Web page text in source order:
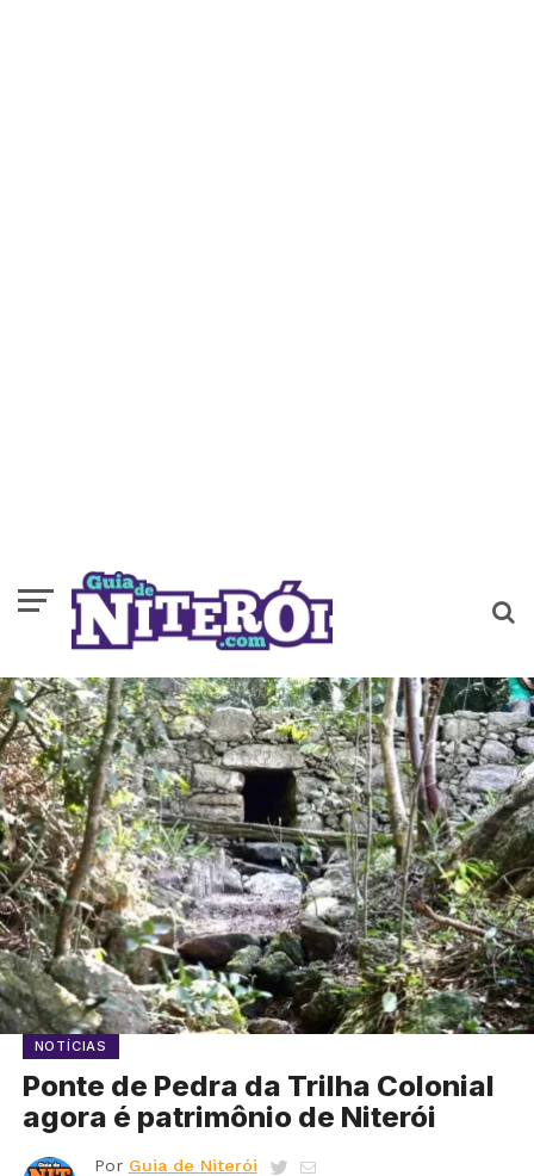
NOTÍCIAS
Ponte de Pedra da Trilha Colonial
agora é patrimônio de Niterói
Por Guia de Niterói